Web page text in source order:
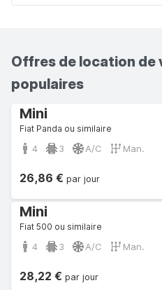
Offres de location de
populaires
Mini
Fiat Panda ou similaire
4 3 A/C Man.
26,86 € par jour
Mini
Fiat 500 ou similaire
4 3 A/C Man.
28,22 € par jour